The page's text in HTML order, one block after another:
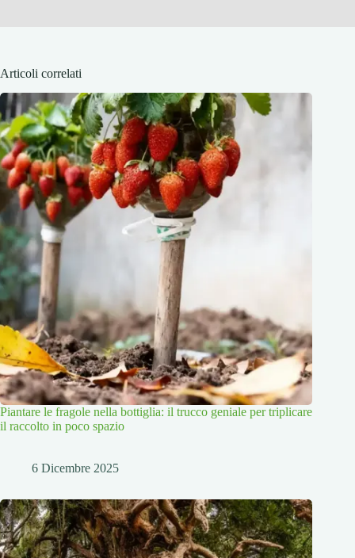
Articoli correlati
Piantare le fragole nella bottiglia: il trucco geniale per triplicare
il raccolto in poco spazio
6 Dicembre 2025